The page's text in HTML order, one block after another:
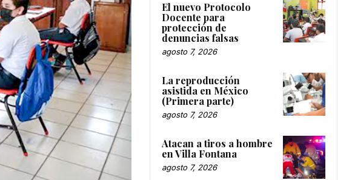
El nuevo Protocolo
Docente para
protección de
denuncias falsas
agosto 7, 2026
La reproducción
asistida en México
(Primera parte)
agosto 7, 2026
Atacan a tiros a hombre
en Villa Fontana
agosto 7, 2026